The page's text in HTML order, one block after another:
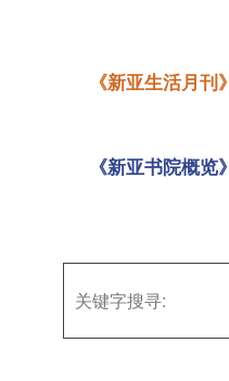
《新亚生活月刊》
《新亚书院概览》